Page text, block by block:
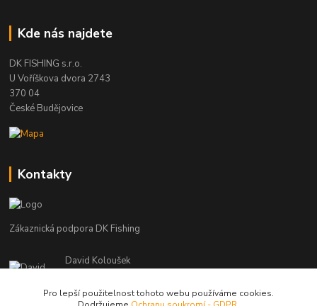
Kde nás najdete
DK FISHING s.r.o.
U Voříškova dvora 2743
370 04
České Budějovice
Kontakty
Zákaznická podpora DK Fishing
David Koloušek
(Po-Pá, 7-18 hod.)
Pro lepší použitelnost tohoto webu používáme cookies.